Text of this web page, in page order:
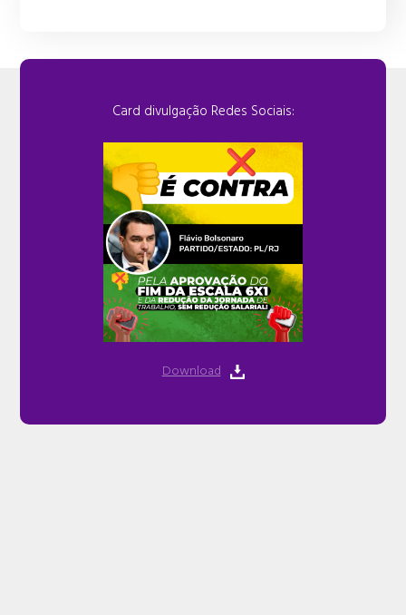
Card divulgação Redes Sociais:
Download